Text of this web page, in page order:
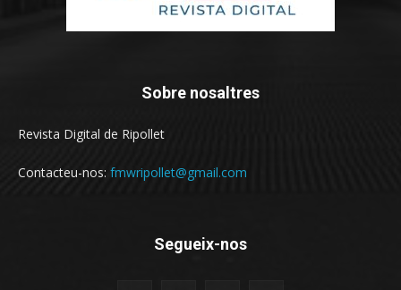
Sobre nosaltres
Revista Digital de Ripollet
Contacteu-nos: fmwripollet@gmail.com
Segueix-nos